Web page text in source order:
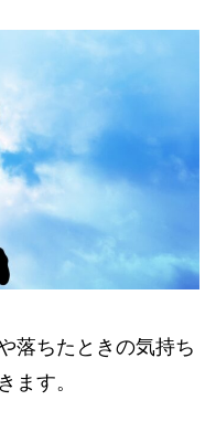
落ちたときの気持ち
ます。